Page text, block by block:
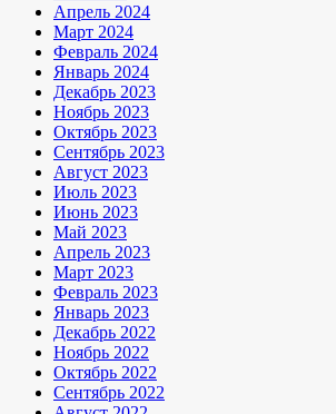
Апрель 2024
Март 2024
Февраль 2024
Январь 2024
Декабрь 2023
Ноябрь 2023
Октябрь 2023
Сентябрь 2023
Август 2023
Июль 2023
Июнь 2023
Май 2023
Апрель 2023
Март 2023
Февраль 2023
Январь 2023
Декабрь 2022
Ноябрь 2022
Октябрь 2022
Сентябрь 2022